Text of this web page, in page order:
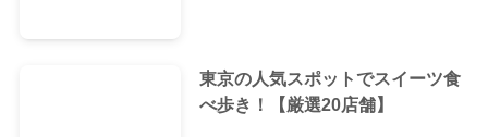
東京の人気スポットでスイーツ食
べ歩き！【厳選20店舗】